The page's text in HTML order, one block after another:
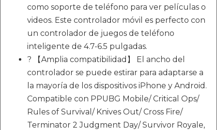
como soporte de teléfono para ver películas o
videos. Este controlador móvil es perfecto con
un controlador de juegos de teléfono
inteligente de 4.7-6.5 pulgadas.
? 【Amplia compatibilidad】 El ancho del
controlador se puede estirar para adaptarse a
la mayoría de los dispositivos iPhone y Android.
Compatible con PPUBG Mobile/ Critical Ops/
Rules of Survival/ Knives Out/ Cross Fire/
Terminator 2 Judgment Day/ Survivor Royale,